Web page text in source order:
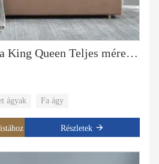
Hálószobagarnitúra King Queen Teljes méretű bőrszövet franciaágy tárolóval
apartman, szállodai lakosztály, fő
ágyak Fa ágy
Részletek